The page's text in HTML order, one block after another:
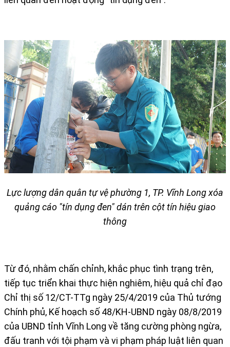
Lực lượng dân quân tự vệ phường 1, TP. Vĩnh Long xóa
quảng cáo "tín dụng đen" dán trên cột tín hiệu giao
thông
Từ đó, nhằm chấn chỉnh, khắc phục tình trạng trên,
tiếp tục triển khai thực hiện nghiêm, hiệu quả chỉ đạo
Chỉ thị số 12/CT-TTg ngày 25/4/2019 của Thủ tướng
Chính phủ, Kế hoạch số 48/KH-UBND ngày 08/8/2019
của UBND tỉnh Vĩnh Long về tăng cường phòng ngừa,
đấu tranh với tội phạm và vi phạm pháp luật liên quan